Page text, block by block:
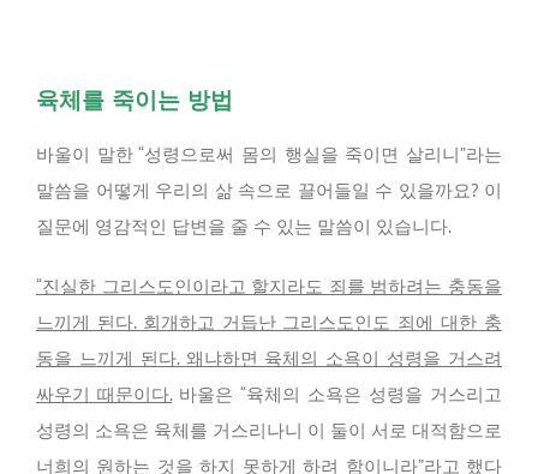
육체를 죽이는 방법
바울이 말한 “성령으로써 몸의 행실을 죽이면 살리니”라는
말씀을 어떻게 우리의 삶 속으로 끌어들일 수 있을까요? 이
질문에 영감적인 답변을 줄 수 있는 말씀이 있습니다.
“진실한 그리스도인이라고 할지라도 죄를 범하려는 충동을
느끼게 된다. 회개하고 거듭난 그리스도인도 죄에 대한 충
동을 느끼게 된다. 왜냐하면 육체의 소욕이 성령을 거스려
싸우기 때문이다.바울은 “육체의 소욕은 성령을 거스리고
성령의 소욕은 육체를 거스리나니 이 둘이 서로 대적함으로
너희의 원하는 것을 하지 못하게 하려 함이니라”라고 했다